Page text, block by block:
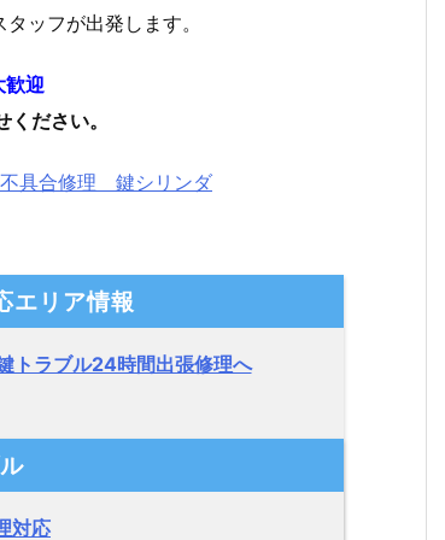
ッフが出発します。
迎
ださい。
エリア情報
トラブル24時間出張修理へ
対応